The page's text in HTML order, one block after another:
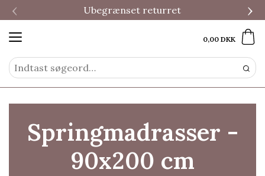
Ubegrænset returret
‹ ›
0,00 DKK
Springmadrasser -
90x200 cm